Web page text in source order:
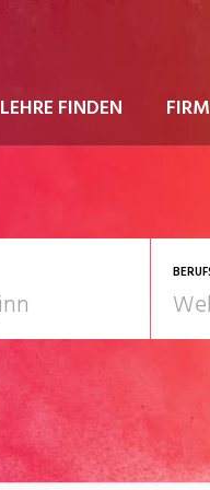
LEHRE FINDEN
Kultur